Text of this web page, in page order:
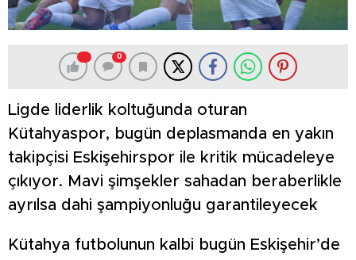
0
Ligde liderlik koltuğunda oturan
Kütahyaspor, bugün deplasmanda en yakın
takipçisi Eskişehirspor ile kritik mücadeleye
çıkıyor. Mavi şimşekler sahadan beraberlikle
ayrılsa dahi şampiyonluğu garantileyecek
Kütahya futbolunun kalbi bugün Eskişehir’de